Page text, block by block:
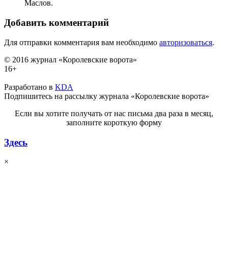
Маслов.
Добавить комментарий
Для отправки комментария вам необходимо авторизоваться.
© 2016 журнал «Королевские ворота»
16+
Разработано в KDA
Подпишитесь на рассылку журнала «Королевские ворота»
Если вы хотите получать от нас письма два раза в месяц,
заполните короткую форму
Здесь
×